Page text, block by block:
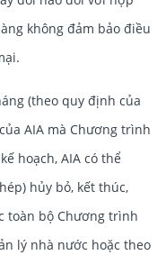
không đảm bảo điều
quy định của
AIA mà Chương trình
hoạch, AIA có thể
hủy bỏ, kết thúc,
toàn bộ Chương trình
lý nhà nước hoặc theo